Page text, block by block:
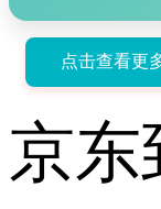
点击查看更
京东